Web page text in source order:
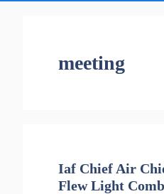
meeting
Iaf Chief Air
Flew Light